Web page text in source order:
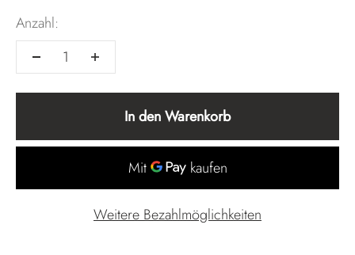
Anzahl:
In den Warenkorb
Weitere Bezahlmöglichkeiten